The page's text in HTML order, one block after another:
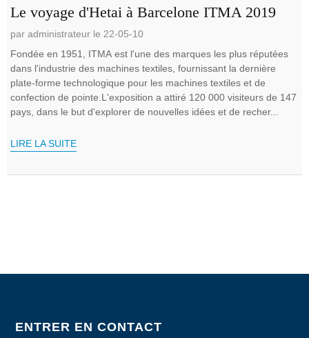
Le voyage d'Hetai à Barcelone ITMA 2019
par administrateur le 22-05-10
Fondée en 1951, ITMA est l'une des marques les plus réputées
dans l'industrie des machines textiles, fournissant la dernière
plate-forme technologique pour les machines textiles et de
confection de pointe.L'exposition a attiré 120 000 visiteurs de 147
pays, dans le but d'explorer de nouvelles idées et de recher...
LIRE LA SUITE
ENTRER EN CONTACT